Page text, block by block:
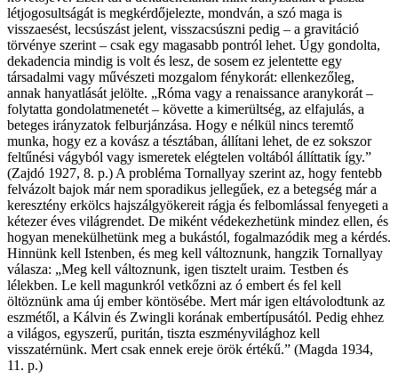
létjogosultságát is megkérdőjelezte, mondván, a szó maga is
visszaesést, lecsúszást jelent, visszacsúszni pedig – a gravitáció
törvénye szerint – csak egy magasabb pontról lehet. Úgy gondolta,
dekadencia mindig is volt és lesz, de sosem ez jelentette egy
társadalmi vagy művészeti mozgalom fénykorát: ellenkezőleg,
annak hanyatlását jelölte. „Róma vagy a renaissance aranykorát –
folytatta gondolatmenetét – követte a kimerültség, az elfajulás, a
beteges irányzatok felburjánzása. Hogy e nélkül nincs teremtő
munka, hogy ez a kovász a tésztában, állítani lehet, de ez sokszor
feltűnési vágyból vagy ismeretek elégtelen voltából állíttatik így.”
(Zajdó 1927, 8. p.) A probléma Tornallyay szerint az, hogy fentebb
felvázolt bajok már nem sporadikus jellegűek, ez a betegség már a
keresztény erkölcs hajszálgyökereit rágja és felbomlással fenyegeti a
kétezer éves világrendet. De miként védekezhetünk mindez ellen, és
hogyan menekülhetünk meg a bukástól, fogalmazódik meg a kérdés.
Hinnünk kell Istenben, és meg kell változnunk, hangzik Tornallyay
válasza: „Meg kell változnunk, igen tisztelt uraim. Testben és
lélekben. Le kell magunkról vetkőzni az ó embert és fel kell
öltöznünk ama új ember köntösébe. Mert már igen eltávolodtunk az
eszmétől, a Kálvin és Zwingli korának embertípusától. Pedig ehhez
a világos, egyszerű, puritán, tiszta eszményvilághoz kell
visszatérnünk. Mert csak ennek ereje örök értékű.” (Magda 1934,
11. p.)